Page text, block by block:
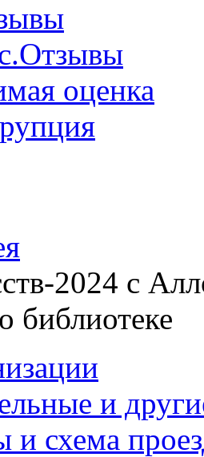
оценка
2024 с
библиотеке
и
и схема